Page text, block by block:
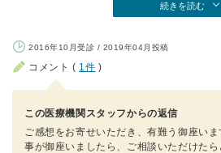
続きを読む
2016年10月受診 / 2019年04月投稿
コメント ( 1件 )
この医療機関スタッフからの返信
ご感想をお寄せいただき、有難う御座い
事が御座いましたら、ご相談いただけたら